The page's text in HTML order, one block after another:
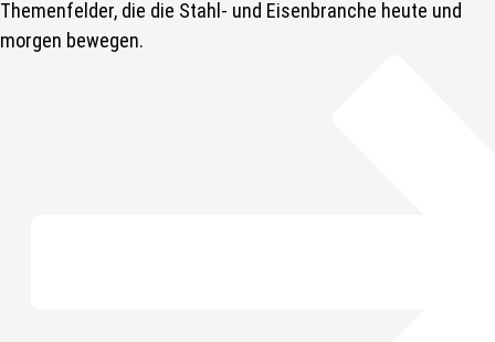
Themenfelder, die die Stahl- und Eisenbranche heute und
morgen bewegen.